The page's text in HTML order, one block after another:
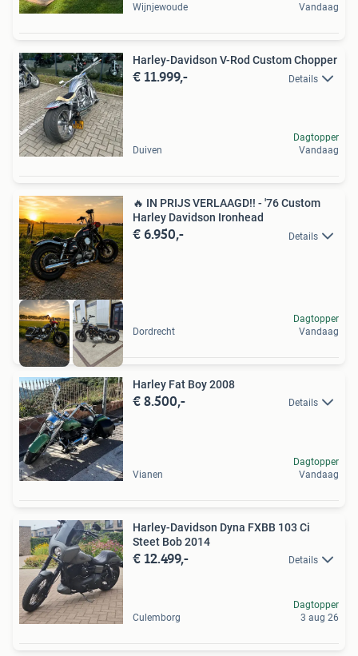
Wijnjewoude
Vandaag
Harley-Davidson V-Rod Custom Chopper
€ 11.999,- Details
Duiven
Dagtopper
Vandaag
🔥 IN PRIJS VERLAAGD!! - '76 Custom
Harley Davidson Ironhead
€ 6.950,- Details
Dordrecht
Dagtopper
Vandaag
Harley Fat Boy 2008
€ 8.500,- Details
Vianen
Dagtopper
Vandaag
Harley-Davidson Dyna FXBB 103 Ci
Steet Bob 2014
€ 12.499,- Details
Culemborg
Dagtopper
3 aug 26